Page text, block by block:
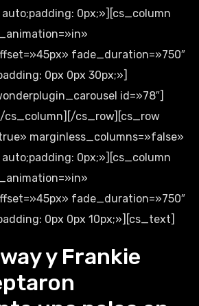
0px;»][cs_column
fade_duration=»750″
0px 0px 30px;»]
id=»78″]
cs_row][cs_row
marginless_columns=»false»
0px;»][cs_column
fade_duration=»750″
0px 0px 10px;»][cs_text]
y Frankie